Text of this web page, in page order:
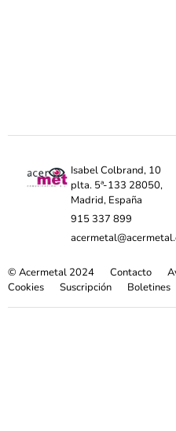
Isabel Colbrand, 10
plta. 5ª-133 28050,
Madrid, España
915 337 899
© Acermetal 2024 Contacto
Cookies
Suscripción Boletines